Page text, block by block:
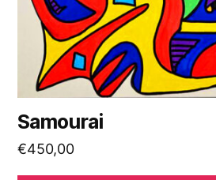
Samourai
€450,00